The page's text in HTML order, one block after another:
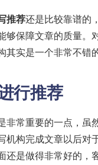
推荐还是比较靠谱的
够保障文章的质量
其实是一个非常不错
行推荐
非常重要的一点，虽
机构完成文章以后
还是做得非常好的